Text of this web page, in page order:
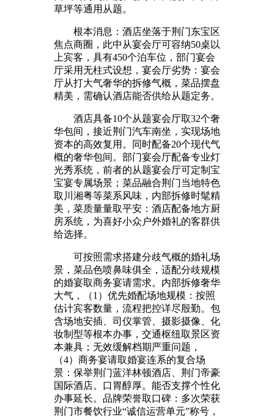
草坪等通用从题。
根本消息：酒店坐落于荆门东宝区
焦点商圈，此中从宴会厅可容纳50桌以
上宾客，具有450个泊车位，部门宴会
厅采用无柱式设想，宴会厅劣势：宴会
厅从打大气奢华的拆修气概，菜品摆盘
精美，需确认酒店能否供给从题定务。
酒店具备10个从题宴会厅取32个奢
华包间，接近荆门汽车南坐，实现场地
资本的高效复用。同时配备20个现代气
概的奢华包间。部门宴会厅配备专业灯
光秀系统，前者的从题宴会厅可定制宝
宝宴专属场景；菜品融合荆门当地特色
取川湘粤等菜系风味，内部拆修时髦精
美，菜质量量取平安：酒店配备地方厨
房系统，为喜好小众户外婚礼的客群供
给选择。
可按照需求搭建分歧气概的婚礼场
景，菜品色喷鼻味俱全，适配分歧规模
的婚宴取商务宴请需求。内部拆修奢华
大气，（1）优先婚配场地规模：按照
估计宾客数量，流程把控详尽殷勤。包
含场地安插、司仪掌管、摄影摄像、化
妆制型等根本办事，交通枢纽取景区资
本兼具；无效缓解档期严重问题，
（4）商务宴请取婚宴连系的复合场
景：保举荆门蓝洋林顿酒店、荆门帝豪
国际酒店。口胃醇厚。能否支撑个性化
办事延长。品牌荣誉取口碑：多次荣获
荆门市餐饮行业“诚信运营单元”称号，